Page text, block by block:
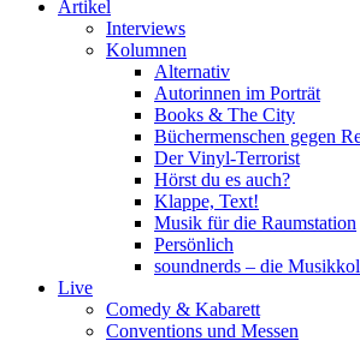
Artikel
Interviews
Kolumnen
Alternativ
Autorinnen im Porträt
Books & The City
Büchermenschen gegen
Der Vinyl-Terrorist
Hörst du es auch?
Klappe, Text!
Musik für die Raumstation
Persönlich
soundnerds – die
Live
Comedy & Kabarett
Conventions und Messen